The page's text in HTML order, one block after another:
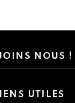
NOUS !
UTILES